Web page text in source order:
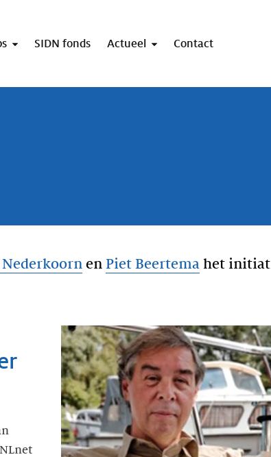
SIDN fonds Actueel Contact
en Piet Beertema het